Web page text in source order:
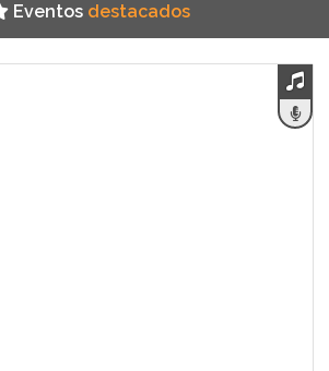
Eventos destacados